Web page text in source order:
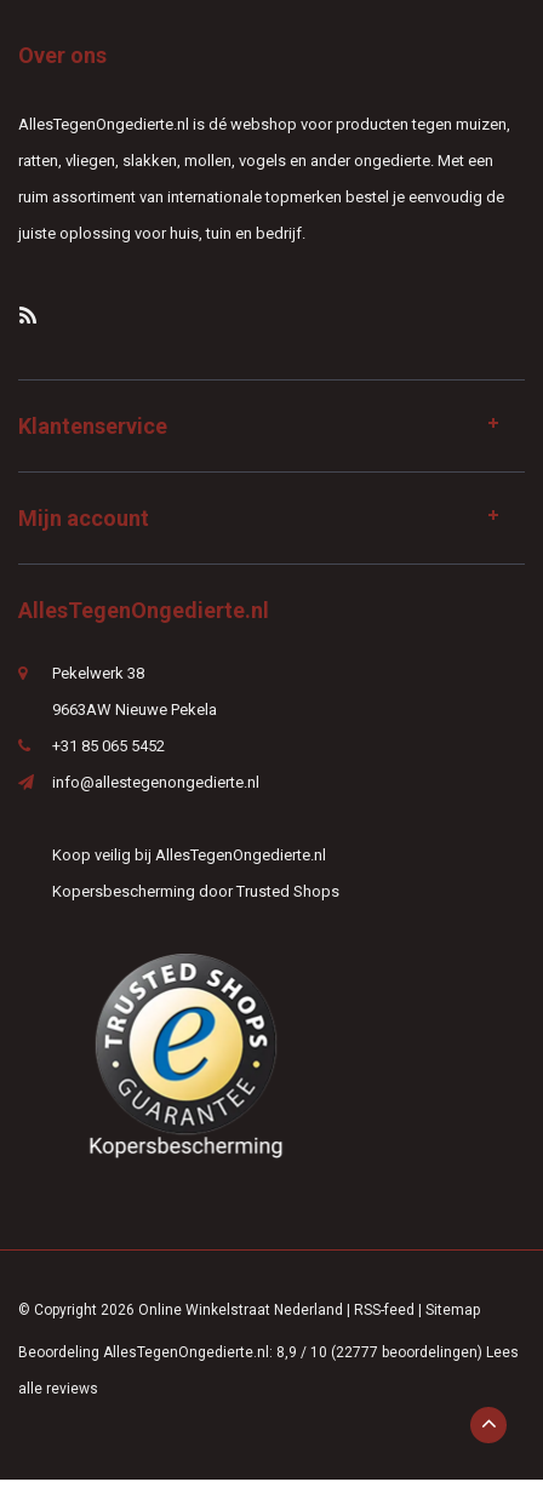
Over ons
AllesTegenOngedierte.nl is dé webshop voor producten tegen muizen,
ratten, vliegen, slakken, mollen, vogels en ander ongedierte. Met een
ruim assortiment van internationale topmerken bestel je eenvoudig de
juiste oplossing voor huis, tuin en bedrijf.
Klantenservice
Mijn account
AllesTegenOngedierte.nl
Pekelwerk 38
9663AW Nieuwe Pekela
+31 85 065 5452
info@allestegenongedierte.nl
Koop veilig bij AllesTegenOngedierte.nl
Kopersbescherming door Trusted Shops
© Copyright 2026 Online Winkelstraat Nederland RSS-feed Sitemap
Beoordeling AllesTegenOngedierte.nl : 8,9 / 10 (22777 beoordelingen) Lees
alle reviews